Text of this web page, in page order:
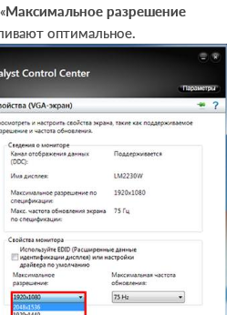
Максимальное разрешение
оптимальное.